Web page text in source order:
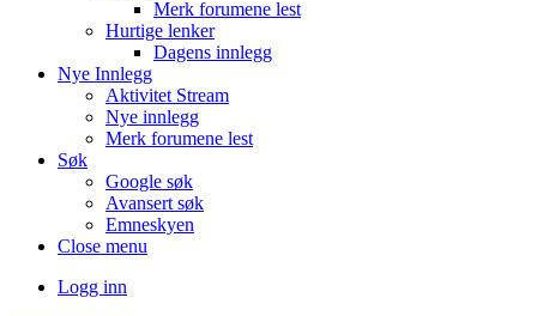
Merk forumene lest
Hurtige lenker
Dagens innlegg
Nye Innlegg
Aktivitet Stream
Nye innlegg
Merk forumene lest
Søk
Google søk
Avansert søk
Emneskyen
Close menu
Logg inn